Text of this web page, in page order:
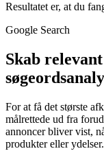
Resultatet er, at du
Google Search
Skab
For at få det største
målrettede ud fra
annoncer bliver vist,
produkter eller ydelser.